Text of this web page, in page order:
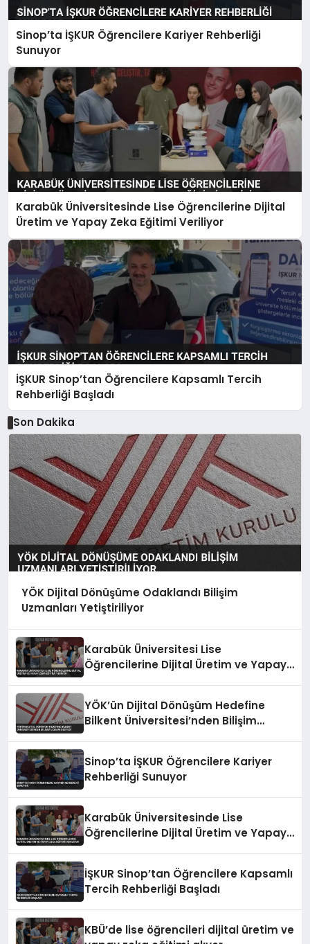
Sinop’ta İŞKUR Öğrencilere Kariyer Rehberliği
Sunuyor
Karabük Üniversitesinde Lise Öğrencilerine Dijital
Üretim ve Yapay Zeka Eğitimi Veriliyor
İŞKUR Sinop’tan Öğrencilere Kapsamlı Tercih
Rehberliği Başladı
Son Dakika
YÖK Dijital Dönüşüme Odaklandı Bilişim
Uzmanları Yetiştiriliyor
Karabük Üniversitesi Lise
Öğrencilerine Dijital Üretim ve Yapay
YÖK’ün Dijital Dönüşüm Hedefine
Bilkent Üniversitesi’nden Bilişim
Sinop’ta İŞKUR Öğrencilere Kariyer
Rehberliği Sunuyor
Karabük Üniversitesinde Lise
Öğrencilerine Dijital Üretim ve Yapay
İŞKUR Sinop’tan Öğrencilere Kapsamlı
Tercih Rehberliği Başladı
KBÜ’de lise öğrencileri dijital üretim ve